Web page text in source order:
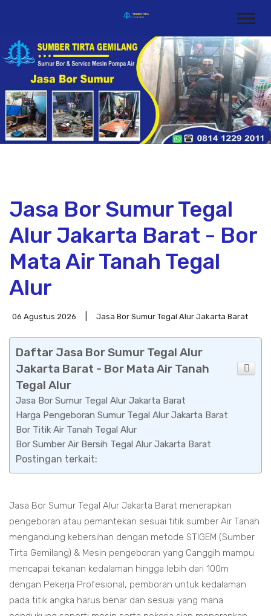
Jasa Bor Sumur Tegal
Alur Jakarta Barat - Bor
Mata Air Tanah Tegal
Alur
06 Agustus 2026 Jasa Bor Sumur Tegal Alur Jakarta Barat
Daftar Jasa Bor Sumur Tegal Alur
Jakarta Barat - Bor Mata Air Tanah
Tegal Alur
Jasa Bor Sumur Tegal Alur Jakarta Barat
Harga Pengeboran Sumur Tegal Alur Jakarta Barat
Bor Titik Air Tanah Tegal Alur
Bor Sumber Air Bersih Tegal Alur Jakarta Barat
Postingan terkait:
Jasa Bor Sumur Tegal Alur Jakarta Barat menerapkan
pengeboran atau pemantekan sesuai titik sumber Air Tanah
mengandung kebersihan dengan metode STIGEM (Sumber
Tirta Gemilang) & Mesin pengeboran yang Canggih mampu
mencapai tekanan kedalaman hingga lebih dari 100m
dengan Pekerja Profesional, pemboran untuk kedalaman
pada titik angka harus benar dan sesuai yang mana